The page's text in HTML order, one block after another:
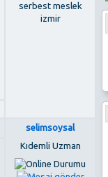
serbest meslek
izmir
selimsoysal
Kıdemli Uzman